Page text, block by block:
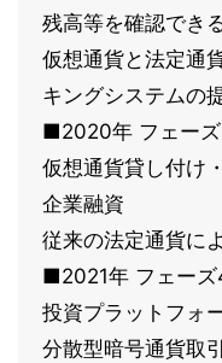
残高等を確認でき
仮想通貨と法定通
キングシステムの
■2020年 フェー
仮想通貨貸し付け
企業融資
従来の法定通貨に
■2021年 フェーズ
投資プラットフォ
分散型暗号通貨取